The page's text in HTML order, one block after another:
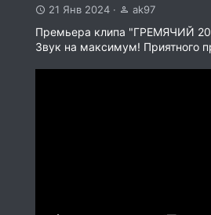
21 Янв 2024 ak97
Премьера клипа "ГРЕМЯЧИЙ
Звук на максимум! Приятного